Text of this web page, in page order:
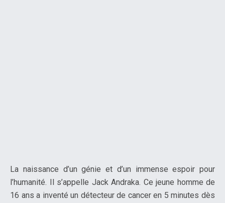
La naissance d’un génie et d’un immense espoir pour
l’humanité. Il s’appelle Jack Andraka. Ce jeune homme de
16 ans a inventé un détecteur de cancer en 5 minutes dès